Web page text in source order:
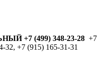
+7 (499) 348-23-28 +7
32, +7 (915) 165-31-31